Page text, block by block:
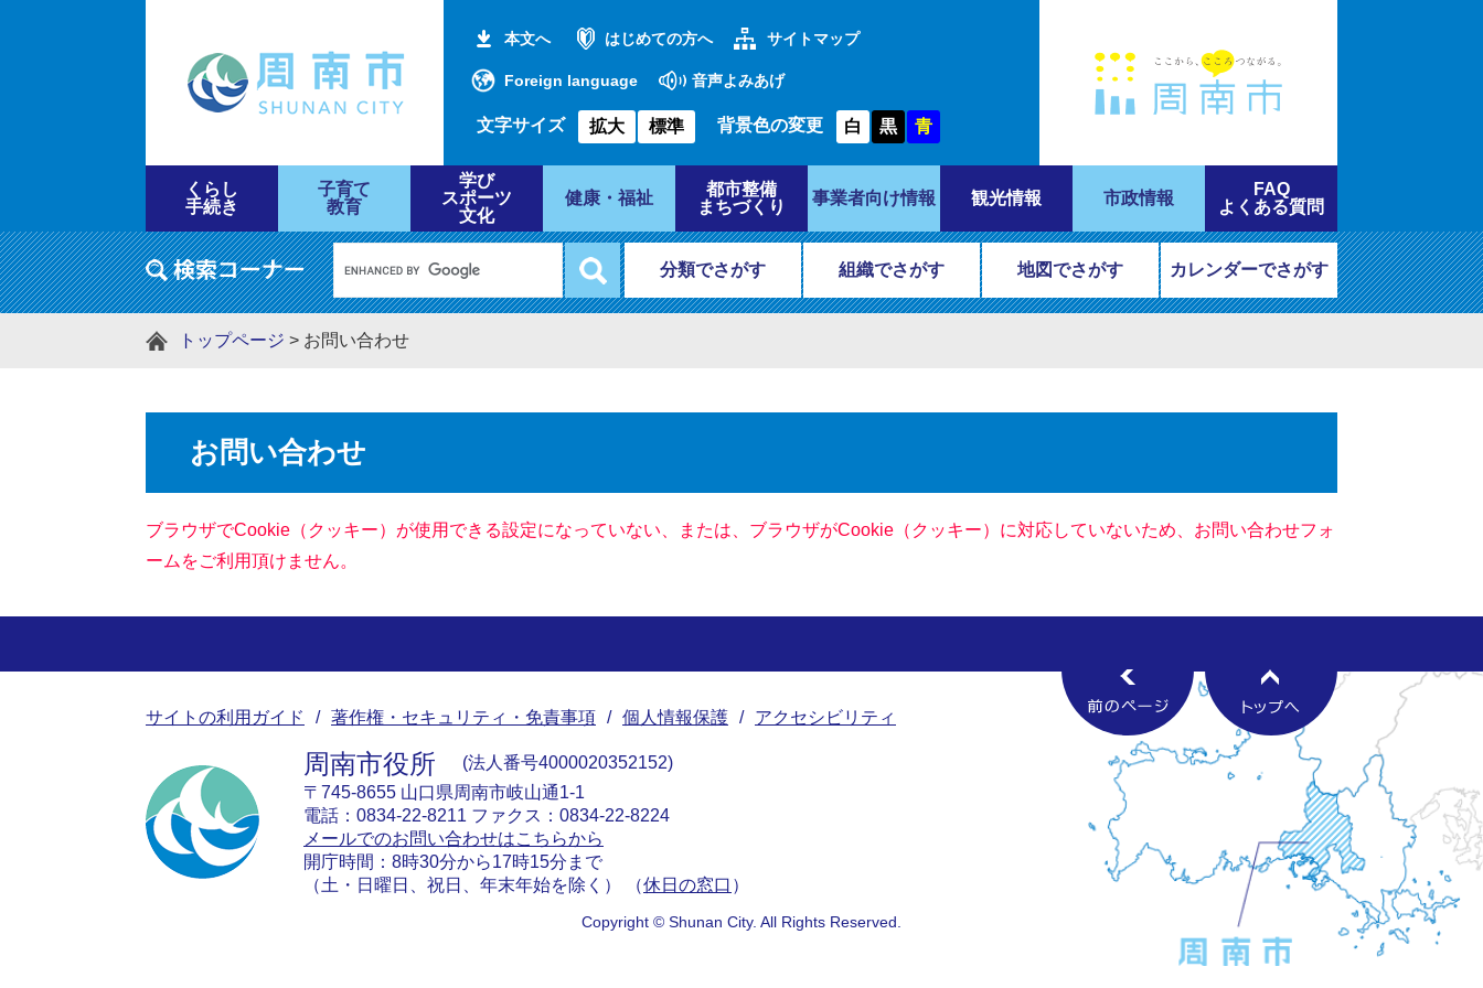
本文へ はじめての方へ サイトマップ
Foreign language 音声よみあげ
文字サイズ 拡大 標準 背景色の変更 白 黒 青
くらし
手続き
子育て
教育
学び
スポーツ
文化
健康・福祉
都市整備
まちづくり
事業者向け情報 観光情報 市政情報
FAQ
よくある質問
分類でさがす 組織でさがす 地図でさがす カレンダーでさがす
トップページ > お問い合わせ
お問い合わせ
ブラウザでCookie（クッキー）が使用できる設定になっていない、または、ブラウザがCookie（クッキー）に対応していないため、お問い合わせフォ
ームをご利用頂けません。
サイトの利用ガイド 著作権・セキュリティ・免責事項 個人情報保護 アクセシビリティ
周南市役所
法人番号4000020352152
〒745-8655 山口県周南市岐山通1-1
電話：0834-22-8211 ファクス：0834-22-8224
メールでのお問い合わせはこちらから
開庁時間：8時30分から17時15分まで
（土・日曜日、祝日、年末年始を除く） （休日の窓口 ）
Copyright © Shunan City. All Rights Reserved.